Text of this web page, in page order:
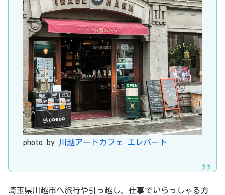
photo by 川越アートカフェ エレバート
埼玉県川越市へ旅行や引っ越し、仕事でいらっしゃる方